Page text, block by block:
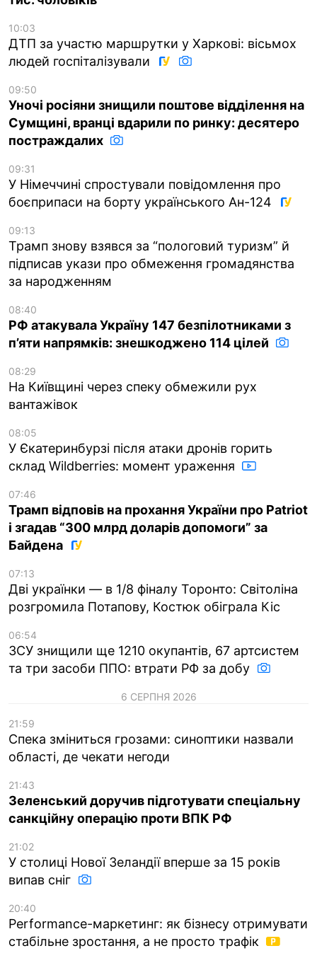
10:03
ДТП за участю маршрутки у Харкові: вісьмох
людей госпіталізували
09:50
Уночі росіяни знищили поштове відділення на
Сумщині, вранці вдарили по ринку: десятеро
постраждалих
09:31
У Німеччині спростували повідомлення про
боєприпаси на борту українського Ан-124
09:13
Трамп знову взявся за “пологовий туризм” й
підписав укази про обмеження громадянства
за народженням
08:40
РФ атакувала Україну 147 безпілотниками з
п’яти напрямків: знешкоджено 114 цілей
08:29
На Київщині через спеку обмежили рух
вантажівок
08:05
У Єкатеринбурзі після атаки дронів горить
склад Wildberries: момент ураження
07:46
Трамп відповів на прохання України про Patriot
і згадав “300 млрд доларів допомоги” за
Байдена
07:13
Дві українки — в 1/8 фіналу Торонто: Світоліна
розгромила Потапову, Костюк обіграла Кіс
06:54
ЗСУ знищили ще 1210 окупантів, 67 артсистем
та три засоби ППО: втрати РФ за добу
6 СЕРПНЯ 2026
21:59
Спека зміниться грозами: синоптики назвали
області, де чекати негоди
21:43
Зеленський доручив підготувати спеціальну
санкційну операцію проти ВПК РФ
21:02
У столиці Нової Зеландії вперше за 15 років
випав сніг
20:40
Performance-маркетинг: як бізнесу отримувати
стабільне зростання, а не просто трафік